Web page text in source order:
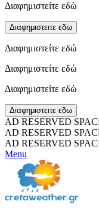
Διαφημιστείτε εδώ
Διαφημιστειτε εδω
Διαφημιστείτε εδώ
Διαφημιστείτε εδώ
Διαφημιστείτε εδώ
Διαφημιστειτε εδω
AD RESERVED
AD RESERVED
AD RESERVED
Menu